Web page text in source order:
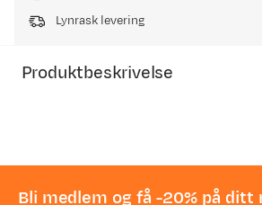
Lynrask levering
Produktbeskrivelse
Bli medlem og få -20% på